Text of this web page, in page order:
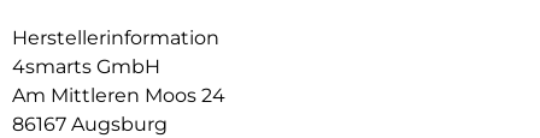
deine Wartezeiten drastisch verkürzen und dir mehr Zeit für
alle, die Technologie auf Spitzenniveau erwarten.
MODERNES DESIGN TRIFFT MODERNEN LIFESTYLE:
Herstellerinformation
4smarts GmbH
Am Mittleren Moos 24
86167 Augsburg